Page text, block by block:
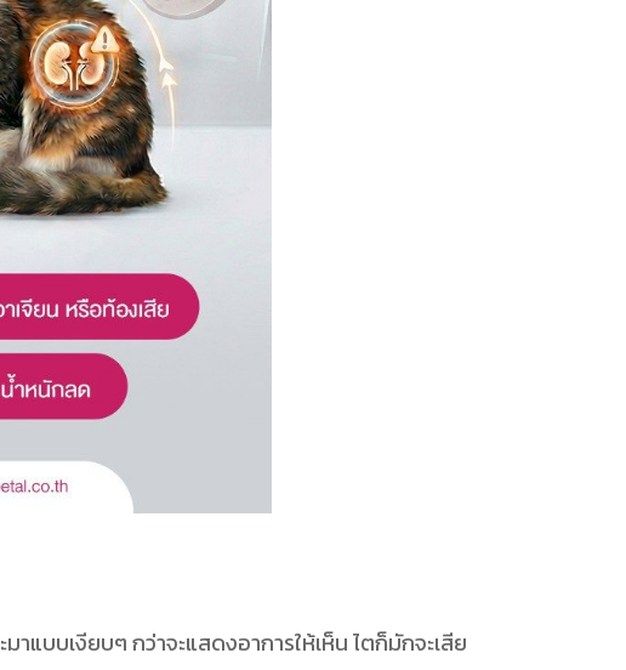
แบบเงียบๆ กว่าจะแสดงอาการให้เห็น ไตก็มักจะเสีย